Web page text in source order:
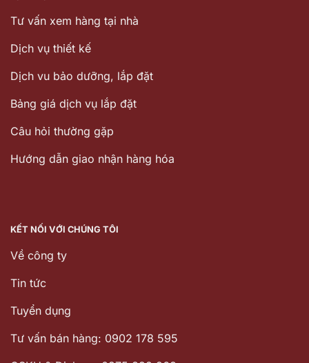
Tư vấn xem hàng tại nhà
Dịch vụ thiết kế
Dịch vu bảo dưỡng, lắp đặt
Bảng giá dịch vụ lắp đặt
Câu hỏi thường gặp
Hướng dẫn giao nhận hàng hóa
KẾT NỐI VỚI CHÚNG TÔI
Về công ty
Tin tức
Tuyển dụng
Tư vấn bán hàng: 0902 178 595